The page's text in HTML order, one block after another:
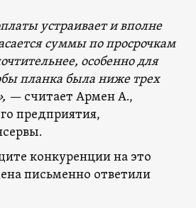
устраивает и вполне
суммы по просрочкам
особенно для
планка была ниже трех
—считает Армен А.,
предприятия,
конкуренции на это
письменно ответили